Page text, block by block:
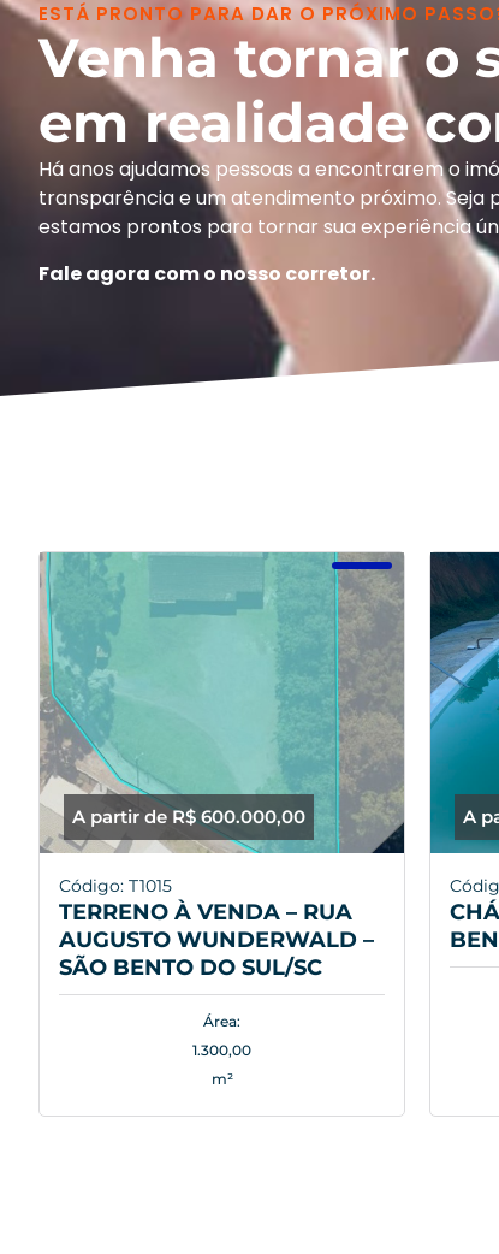
ESTÁ PRONTO PARA DAR O PRÓXIMO
Venha tornar o
em realidade
Há anos ajudamos pessoas a encontrarem o
transparência e um atendimento próximo. Seja
estamos prontos para tornar sua experiência
Fale agora com o nosso corretor.
A partir de R$ 600.000,00
Código: T1015
TERRENO À VENDA – RUA
AUGUSTO WUNDERWALD –
SÃO BENTO DO SUL/SC
Área:
1.300,00
m²
A